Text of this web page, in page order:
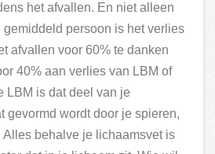
het afvallen. En niet alleen
persoon is het verlies
afvallen voor 60% te danken
40% aan verlies van LBM of
LBM is dat deel van je
gevormd wordt door je spieren,
Alles behalve je lichaamsvet is